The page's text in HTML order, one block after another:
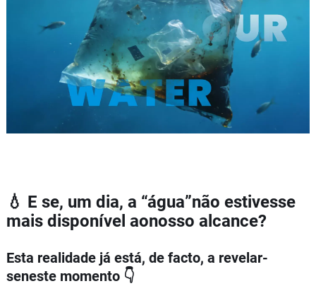
💧 E se, um dia, a “água”não estivesse
mais disponível aonosso alcance?
Esta realidade já está, de facto, a revelar-
seneste momento 👇